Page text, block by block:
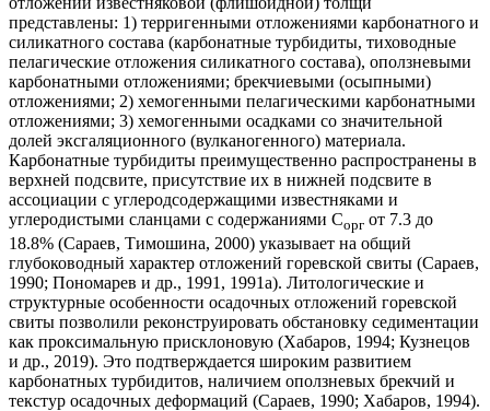
представлены: 1) терригенными отложениями карбонатного и
силикатного состава (карбонатные турбидиты, тиховодные
пелагические отложения силикатного состава), оползневыми
карбонатными отложениями; брекчиевыми (осыпными)
отложениями; 2) хемогенными пелагическими карбонатными
отложениями; 3) хемогенными осадками со значительной
долей эксгаляционного (вулканогенного) материала.
Карбонатные турбидиты преимущественно распространены в
верхней подсвите, присутствие их в нижней подсвите в
ассоциации с углеродсодержащими известняками и
углеродистыми сланцами с содержаниями Сорг от 7.3 до
18.8% (Сараев, Тимошина, 2000) указывает на общий
глубоководный характер отложений горевской свиты (Сараев,
1990; Пономарев и др., 1991, 1991a). Литологические и
структурные особенности осадочных отложений горевской
свиты позволили реконструировать обстановку седиментации
как проксимальную присклоновую (Хабаров, 1994; Кузнецов
и др., 2019). Это подтверждается широким развитием
карбонатных турбидитов, наличием оползневых брекчий и
текстур осадочных деформаций (Сараев, 1990; Хабаров, 1994).